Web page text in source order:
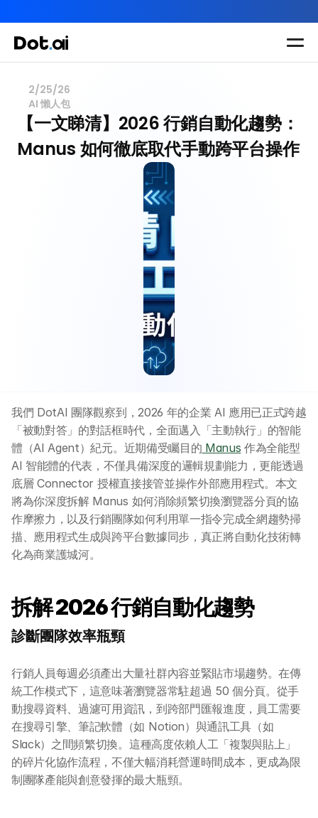
2/25/26
AI 懶人包
【一文睇清】2026 行銷自動化趨勢：
Manus 如何徹底取代手動跨平台操作
我們 DotAI 團隊觀察到，2026 年的企業 AI 應用已正式跨越
「被動對答」的對話框時代，全面邁入「主動執行」的智能
體（AI Agent）紀元。近期備受矚目的 Manus 作為全能型
AI 智能體的代表，不僅具備深度的邏輯規劃能力，更能透過
底層 Connector 授權直接接管並操作外部應用程式。本文
將為你深度拆解 Manus 如何消除頻繁切換瀏覽器分頁的協
作摩擦力，以及行銷團隊如何利用單一指令完成全網趨勢掃
描、應用程式生成與跨平台數據同步，真正將自動化技術轉
化為商業護城河。
拆解 2026 行銷自動化趨勢
診斷團隊效率瓶頸
行銷人員每週必須產出大量社群內容並緊貼市場趨勢。在傳
統工作模式下，這意味著瀏覽器常駐超過 50 個分頁。從手
動搜尋資料、過濾可用資訊，到跨部門匯報進度，員工需要
在搜尋引擎、筆記軟體（如 Notion）與通訊工具（如
Slack）之間頻繁切換。這種高度依賴人工「複製與貼上」
的碎片化協作流程，不僅大幅消耗營運時間成本，更成為限
制團隊產能與創意發揮的最大瓶頸。
Dot.AI Academy
全港最貼地AI課程
三大恆常課程 主題課程
所有課程
多種專項技能提
升課程
實用課程
我們有三大課程